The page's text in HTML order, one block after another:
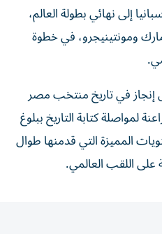
إلى نهائي بطولة العالم،
ومونتينيجرو، في خطوة
في تاريخ منتخب مصر
لمواصلة كتابة التاريخ ببلوغ
المميزة التي قدمنها طوال
على اللقب العالمي.